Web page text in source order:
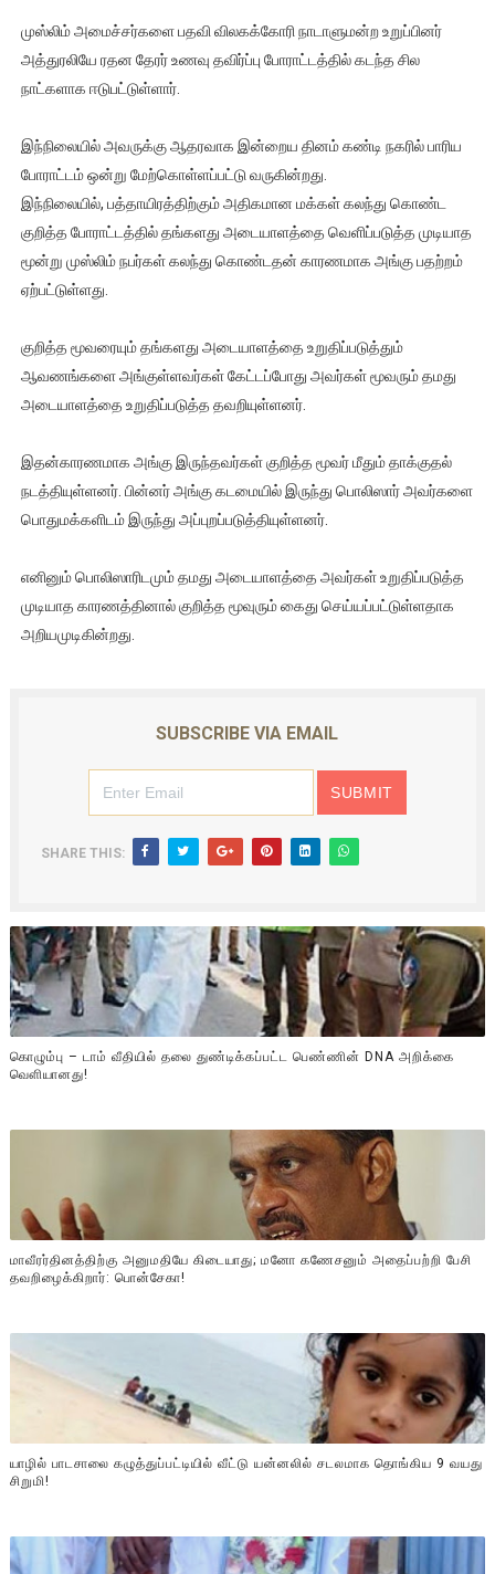
ஜனாதிபதி ஐக்கிய நாடுகளின் பொதுச் சபை கூட்டத்தில் இன்று
32 CM விநோத கன்றுக்குட்டி! (வீடியோ)
அல்வா கொடுக்கின்றது இலங்கை!
2ஆம் நாள் உக்ரைன் யுத்தம்!! எங்களைத் தனிமையில்
முஸ்லிம் அமைச்சர்களை பதவி விலகக்கோரி நாடாளுமன்ற உறுப்பினர்
அத்துரலியே ரதன தேரர் உணவு தவிர்ப்பு போராட்டத்தில் கடந்த சில
நாட்களாக ஈடுபட்டுள்ளார்.
இந்நிலையில் அவருக்கு ஆதரவாக இன்றைய தினம் கண்டி நகரில் பாரிய
போராட்டம் ஒன்று மேற்கொள்ளப்பட்டு வருகின்றது.
இந்நிலையில், பத்தாயிரத்திற்கும் அதிகமான மக்கள் கலந்து கொண்ட
குறித்த போராட்டத்தில் தங்களது அடையாளத்தை வெளிப்படுத்த முடியாத
மூன்று முஸ்லிம் நபர்கள் கலந்து கொண்டதன் காரணமாக அங்கு பதற்றம்
ஏற்பட்டுள்ளது.
குறித்த மூவரையும் தங்களது அடையாளத்தை உறுதிப்படுத்தும்
ஆவணங்களை அங்குள்ளவர்கள் கேட்டப்போது அவர்கள் மூவரும் தமது
அடையாளத்தை உறுதிப்படுத்த தவறியுள்ளனர்.
இதன்காரணமாக அங்கு இருந்தவர்கள் குறித்த மூவர் மீதும் தாக்குதல்
நடத்தியுள்ளனர். பின்னர் அங்கு கடமையில் இருந்து பொலிஸார் அவர்களை
பொதுமக்களிடம் இருந்து அப்புறப்படுத்தியுள்ளனர்.
எனினும் பொலிஸாரிடமும் தமது அடையாளத்தை அவர்கள் உறுதிப்படுத்த
முடியாத காரணத்தினால் குறித்த மூவுரும் கைது செய்யப்பட்டுள்ளதாக
அறியமுடிகின்றது.
SUBSCRIBE VIA EMAIL
SHARE THIS:
கொழும்பு – டாம் வீதியில் தலை துண்டிக்கப்பட்ட பெண்ணின் DNA அறிக்கை
வௌியானது!
மாவீரர்தினத்திற்கு அனுமதியே கிடையாது; மனோ கணேசனும் அதைப்பற்றி பேசி
தவறிழைக்கிறார்: பொன்சேகா!
யாழில் பாடசாலை கழுத்துப்பட்டியில் வீட்டு யன்னலில் சடலமாக தொங்கிய 9 வயது
சிறுமி!